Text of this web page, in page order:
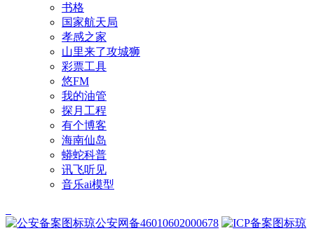
书格
国家航天局
孝感之家
山里来了攻城狮
彩票工具
悠FM
我的油管
探月工程
有个博客
海南仙岛
蟒蛇科普
讯飞听见
音乐ai模型
琼公安网备46010602000678 琼